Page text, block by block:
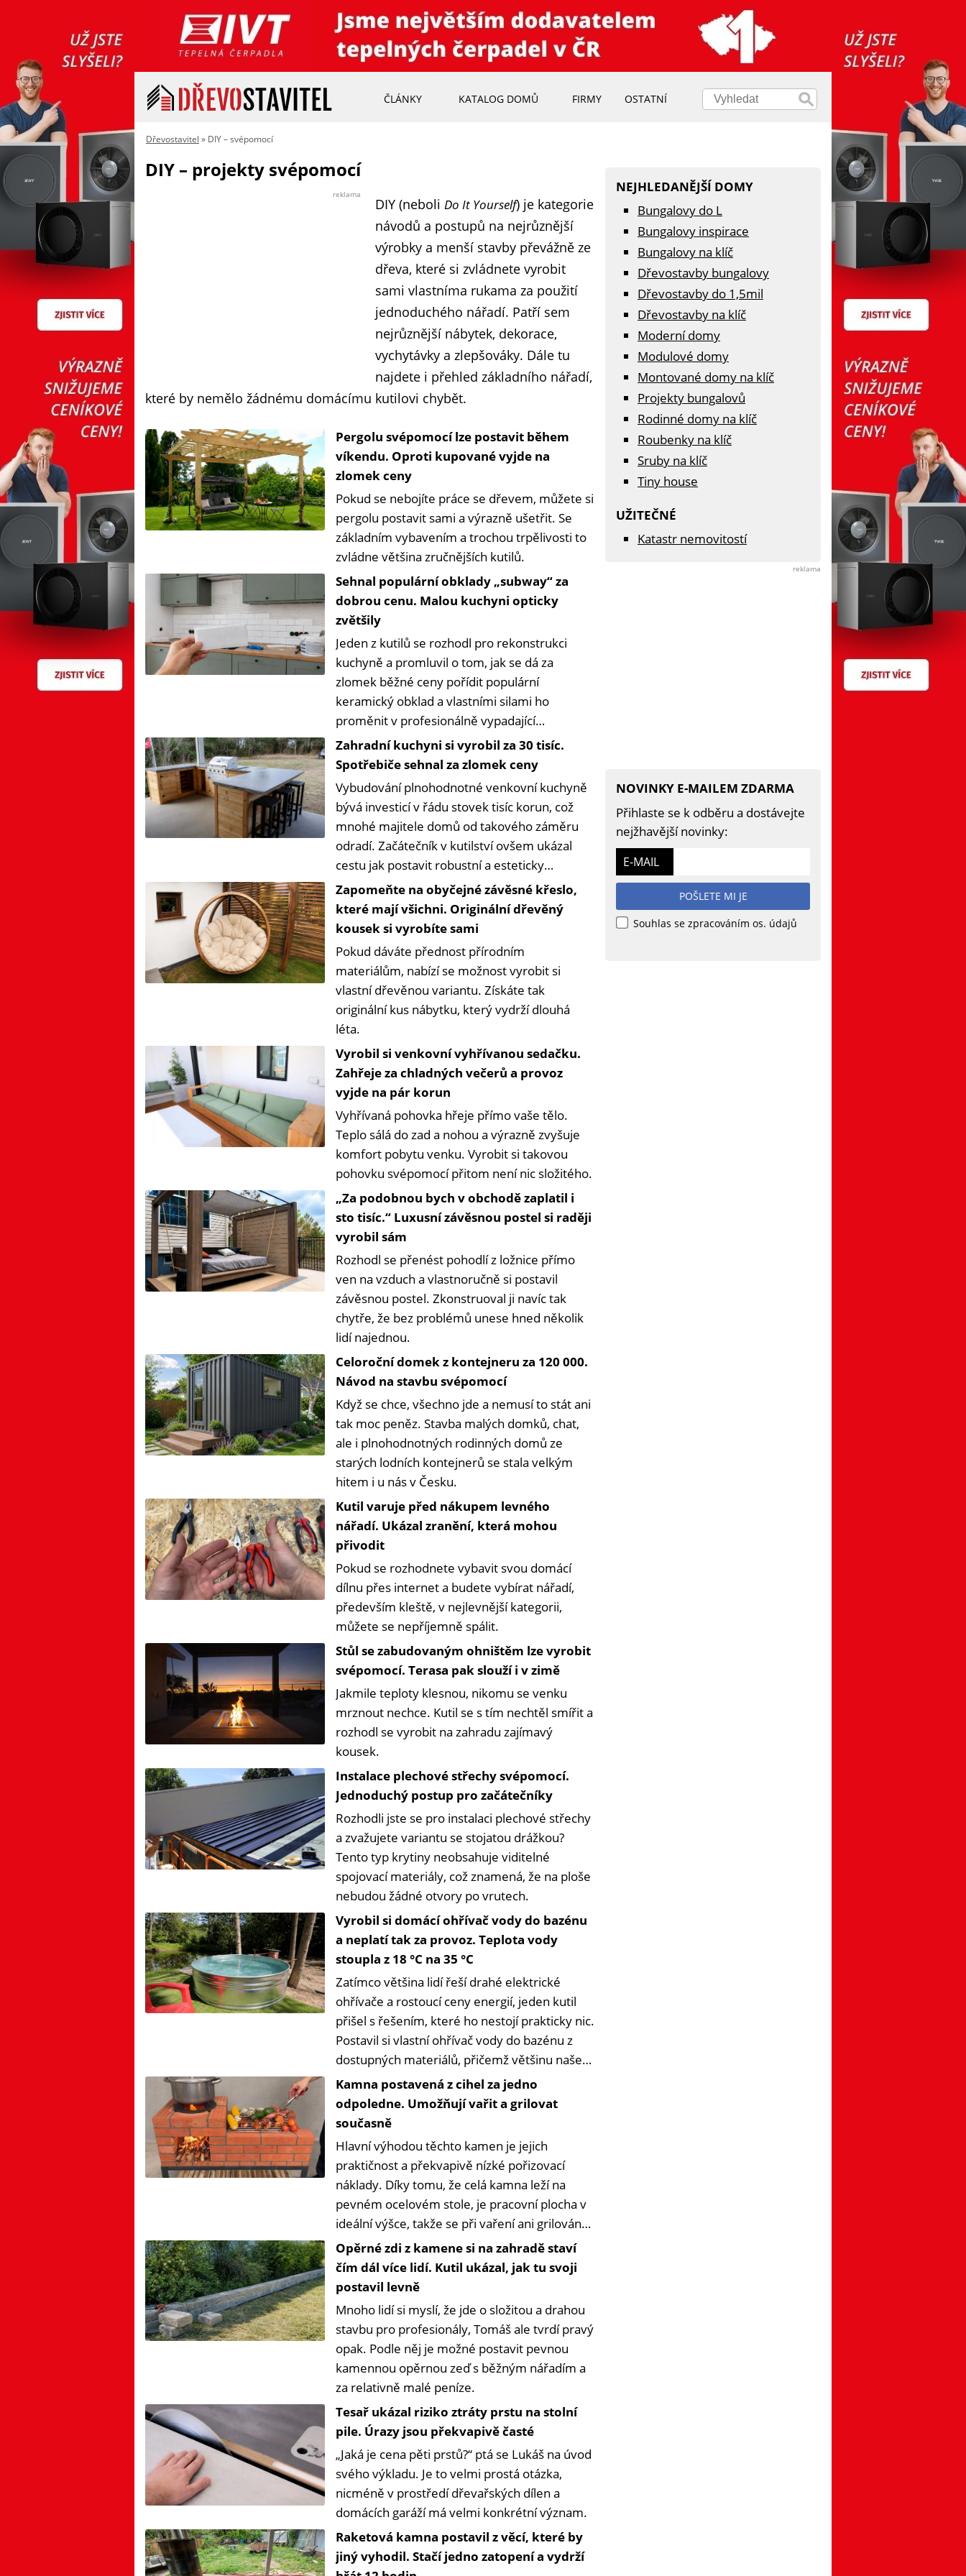
ČLÁNKY KATALOG DOMŮ FIRMY OSTATNÍ
Dřevostavitel » DIY – svépomocí
DIY – projekty svépomocí
reklama
DIY (neboli Do It Yourself) je kategorie
návodů a postupů na nejrůznější
výrobky a menší stavby převážně ze
dřeva, které si zvládnete vyrobit
sami vlastníma rukama za použití
jednoduchého nářadí. Patří sem
nejrůznější nábytek, dekorace,
vychytávky a zlepšováky. Dále tu
najdete i přehled základního nářadí,
které by nemělo žádnému domácímu kutilovi chybět.
Pergolu svépomocí lze postavit během
víkendu. Oproti kupované vyjde na
zlomek ceny
Pokud se nebojíte práce se dřevem, můžete si
pergolu postavit sami a výrazně ušetřit. Se
základním vybavením a trochou trpělivosti to
zvládne většina zručnějších kutilů.
Sehnal populární obklady „subway“ za
dobrou cenu. Malou kuchyni opticky
zvětšily
Jeden z kutilů se rozhodl pro rekonstrukci
kuchyně a promluvil o tom, jak se dá za
zlomek běžné ceny pořídit populární
keramický obklad a vlastními silami ho
proměnit v profesionálně vypadající
kuchyňskou zástěnu.
Zahradní kuchyni si vyrobil za 30 tisíc.
Spotřebiče sehnal za zlomek ceny
Vybudování plnohodnotné venkovní kuchyně
bývá investicí v řádu stovek tisíc korun, což
mnohé majitele domů od takového záměru
odradí. Začátečník v kutilství ovšem ukázal
cestu jak postavit robustní a esteticky
působivou kuchyň s rozpočtem kolem třiceti
tisíc korun.
Zapomeňte na obyčejné závěsné křeslo,
které mají všichni. Originální dřevěný
kousek si vyrobíte sami
Pokud dáváte přednost přírodním
materiálům, nabízí se možnost vyrobit si
vlastní dřevěnou variantu. Získáte tak
originální kus nábytku, který vydrží dlouhá
léta.
Vyrobil si venkovní vyhřívanou sedačku.
Zahřeje za chladných večerů a provoz
vyjde na pár korun
Vyhřívaná pohovka hřeje přímo vaše tělo.
Teplo sálá do zad a nohou a výrazně zvyšuje
komfort pobytu venku. Vyrobit si takovou
pohovku svépomocí přitom není nic složitého.
„Za podobnou bych v obchodě zaplatil i
sto tisíc.“ Luxusní závěsnou postel si raději
vyrobil sám
Rozhodl se přenést pohodlí z ložnice přímo
ven na vzduch a vlastnoručně si postavil
závěsnou postel. Zkonstruoval ji navíc tak
chytře, že bez problémů unese hned několik
lidí najednou.
Celoroční domek z kontejneru za 120 000.
Návod na stavbu svépomocí
Když se chce, všechno jde a nemusí to stát ani
tak moc peněz. Stavba malých domků, chat,
ale i plnohodnotných rodinných domů ze
starých lodních kontejnerů se stala velkým
hitem i u nás v Česku.
Kutil varuje před nákupem levného
nářadí. Ukázal zranění, která mohou
přivodit
Pokud se rozhodnete vybavit svou domácí
dílnu přes internet a budete vybírat nářadí,
především kleště, v nejlevnější kategorii,
můžete se nepříjemně spálit.
Stůl se zabudovaným ohništěm lze vyrobit
svépomocí. Terasa pak slouží i v zimě
Jakmile teploty klesnou, nikomu se venku
mrznout nechce. Kutil se s tím nechtěl smířit a
rozhodl se vyrobit na zahradu zajímavý
kousek.
Instalace plechové střechy svépomocí.
Jednoduchý postup pro začátečníky
Rozhodli jste se pro instalaci plechové střechy
a zvažujete variantu se stojatou drážkou?
Tento typ krytiny neobsahuje viditelné
spojovací materiály, což znamená, že na ploše
nebudou žádné otvory po vrutech.
Vyrobil si domácí ohřívač vody do bazénu
a neplatí tak za provoz. Teplota vody
stoupla z 18 °C na 35 °C
Zatímco většina lidí řeší drahé elektrické
ohřívače a rostoucí ceny energií, jeden kutil
přišel s řešením, které ho nestojí prakticky nic.
Postavil si vlastní ohřívač vody do bazénu z
dostupných materiálů, přičemž většinu našel
na zahradě.
Kamna postavená z cihel za jedno
odpoledne. Umožňují vařit a grilovat
současně
Hlavní výhodou těchto kamen je jejich
praktičnost a překvapivě nízké pořizovací
náklady. Díky tomu, že celá kamna leží na
pevném ocelovém stole, je pracovní plocha v
ideální výšce, takže se při vaření ani grilování
nemusíte nepohodlně hrbit.
Opěrné zdi z kamene si na zahradě staví
čím dál více lidí. Kutil ukázal, jak tu svoji
postavil levně
Mnoho lidí si myslí, že jde o složitou a drahou
stavbu pro profesionály, Tomáš ale tvrdí pravý
opak. Podle něj je možné postavit pevnou
kamennou opěrnou zeď s běžným nářadím a
za relativně malé peníze.
Tesař ukázal riziko ztráty prstu na stolní
pile. Úrazy jsou překvapivě časté
„Jaká je cena pěti prstů?“ ptá se Lukáš na úvod
svého výkladu. Je to velmi prostá otázka,
nicméně v prostředí dřevařských dílen a
domácích garáží má velmi konkrétní význam.
Raketová kamna postavil z věcí, které by
jiný vyhodil. Stačí jedno zatopení a vydrží
NEJHLEDANĚJŠÍ DOMY
Bungalovy do L
Bungalovy inspirace
Bungalovy na klíč
Dřevostavby bungalovy
Dřevostavby do 1,5mil
Dřevostavby na klíč
Moderní domy
Modulové domy
Montované domy na klíč
Projekty bungalovů
Rodinné domy na klíč
Roubenky na klíč
Sruby na klíč
Tiny house
UŽITEČNÉ
Katastr nemovitostí
reklama
NOVINKY E-MAILEM ZDARMA
Přihlaste se k odběru a dostávejte
nejžhavější novinky:
E-MAIL
POŠLETE MI JE
Souhlas se zpracováním os. údajů